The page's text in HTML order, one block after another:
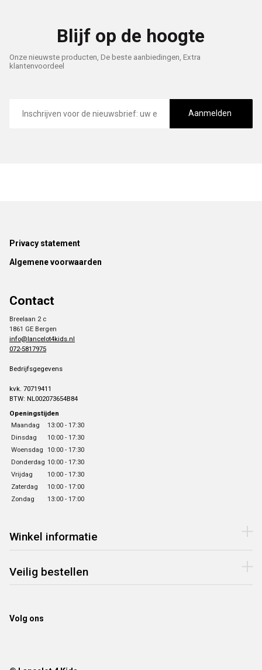
Blijf op de hoogte
Onze nieuwste producten, De beste aanbiedingen, Extra
klantenvoordeel
mailadres
Aanmelden
Footer
Privacy statement
Algemene voorwaarden
Contact
Breelaan 2 c
1861 GE Bergen
info@lancelot4kids.nl
072-5817975
Bedrijfsgegevens
kvk. 70719411
BTW: NL002073654B84
Openingstijden
Maandag
13:00 - 17:30
Dinsdag
10:00 - 17:30
Woensdag 10:00 - 17:30
Donderdag 10:00 - 17:30
Vrijdag
10:00 - 17:30
Zaterdag
10:00 - 17:00
Zondag
13:00 - 17:00
Winkel informatie
Veilig bestellen
Volg ons